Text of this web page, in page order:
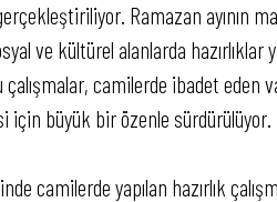
Ramazan ayının
ve kültürel alanlarda
çalışmalar, camilerde ibadet eden
için büyük bir özenle sürdürülüyor.
camilerde yapılan hazırlık